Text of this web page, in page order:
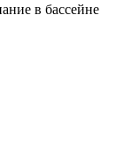
в бассейне